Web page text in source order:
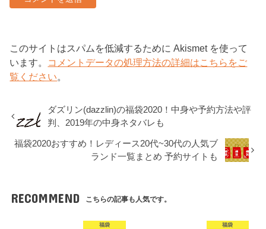
このサイトはスパムを低減するために Akismet を使って
います。 コメントデータの処理方法の詳細はこちらをご
覧ください。
ダズリン(dazzlin)の福袋2020！中身や予約方法や評
判、2019年の中身ネタバレも
福袋2020おすすめ！レディース20代~30代の人気ブ
ランド一覧まとめ 予約サイトも
RECOMMEND こちらの記事も人気です。
福袋 福袋